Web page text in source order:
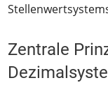
Zentrale